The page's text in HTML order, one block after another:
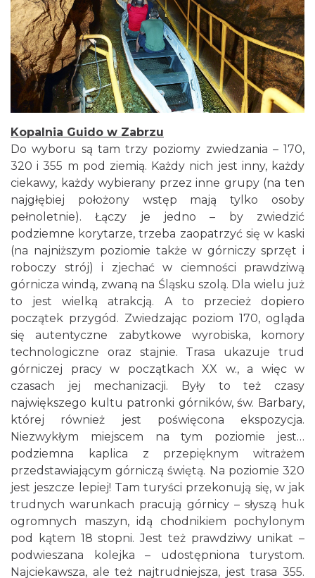
Kopalnia Guido w Zabrzu
Do wyboru są tam trzy poziomy zwiedzania – 170,
320 i 355 m pod ziemią. Każdy nich jest inny, każdy
ciekawy, każdy wybierany przez inne grupy (na ten
najgłębiej położony wstęp mają tylko osoby
pełnoletnie). Łączy je jedno – by zwiedzić
podziemne korytarze, trzeba zaopatrzyć się w kaski
(na najniższym poziomie także w górniczy sprzęt i
roboczy strój) i zjechać w ciemności prawdziwą
górnicza windą, zwaną na Śląsku szolą. Dla wielu już
to jest wielką atrakcją. A to przecież dopiero
początek przygód. Zwiedzając poziom 170, ogląda
się autentyczne zabytkowe wyrobiska, komory
technologiczne oraz stajnie. Trasa ukazuje trud
górniczej pracy w początkach XX w., a więc w
czasach jej mechanizacji. Były to też czasy
największego kultu patronki górników, św. Barbary,
której również jest poświęcona ekspozycja.
Niezwykłym miejscem na tym poziomie jest…
podziemna kaplica z przepięknym witrażem
przedstawiającym górniczą świętą. Na poziomie 320
jest jeszcze lepiej! Tam turyści przekonują się, w jak
trudnych warunkach pracują górnicy – słyszą huk
ogromnych maszyn, idą chodnikiem pochylonym
pod kątem 18 stopni. Jest też prawdziwy unikat –
podwieszana kolejka – udostępniona turystom.
Najciekawsza, ale też najtrudniejsza, jest trasa 355.